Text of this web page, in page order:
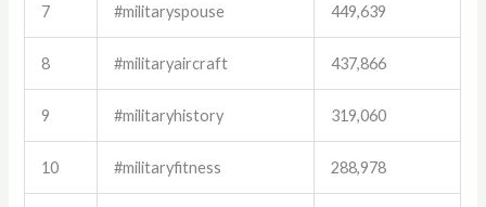
7 #militaryspouse 449,639
8 #militaryaircraft 437,866
9 #militaryhistory 319,060
10 #militaryfitness 288,978